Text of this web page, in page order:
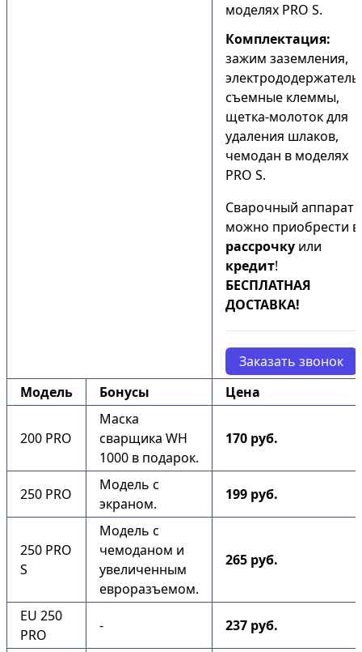
моделях PRO S.
Комплектация:
зажим заземления,
электрододержатель,
съемные клеммы,
щетка-молоток для
удаления шлаков,
чемодан в моделях
PRO S.
Сварочный аппарат
можно приобрести в
рассрочку или
кредит!
БЕСПЛАТНАЯ
ДОСТАВКА!
Заказать звонок
Модель
Бонусы Цена
200 PRO
Маска
сварщика WH
1000 в подарок.
170 руб.
250 PRO
Модель с
экраном.
199 руб.
250 PRO
S
Модель с
чемоданом и
увеличенным
евроразъемом.
265 руб.
EU 250
PRO
- 237 руб.